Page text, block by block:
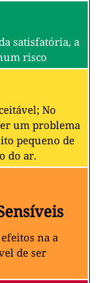
satisfatória, a
risco
No
um problema
pequeno de
do ar.
na a
de ser